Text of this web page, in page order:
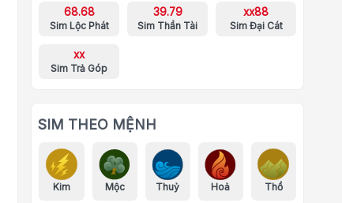
68.68
Sim Lộc Phát
39.79
Sim Thần Tài
xx88
Sim Đại Cát
xx
Sim Trả Góp
SIM THEO MỆNH
Kim Mộc Thuỷ Hoả Thổ